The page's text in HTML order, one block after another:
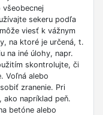
všeobecnej
sekeru podľa
viesť k vážnym
na ktoré je určená, t.
na iné úlohy, napr.
skontrolujte, či
Voľná alebo
zranenie. Pri
ako napríklad peň.
betóne alebo